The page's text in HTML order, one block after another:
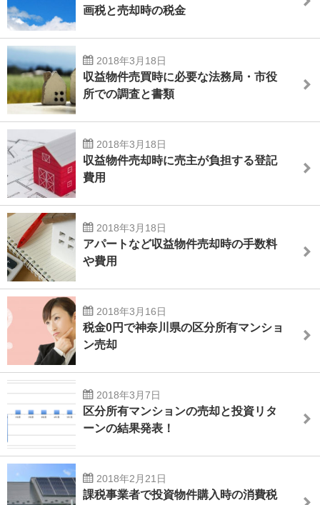
画税と売却時の税金
2018年3月18日
収益物件売買時に必要な法務局・市役
所での調査と書類
2018年3月18日
収益物件売却時に売主が負担する登記
費用
2018年3月18日
アパートなど収益物件売却時の手数料
や費用
2018年3月16日
税金0円で神奈川県の区分所有マンショ
ン売却
2018年3月7日
区分所有マンションの売却と投資リタ
ーンの結果発表！
2018年2月21日
課税事業者で投資物件購入時の消費税